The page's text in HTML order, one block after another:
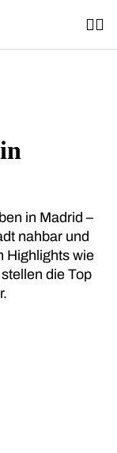
in Madrid –
nahbar und
Highlights wie
die Top